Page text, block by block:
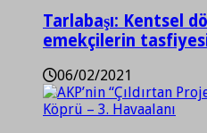
Tarlabaşı: Kentsel
emekçilerin
06/02/2021